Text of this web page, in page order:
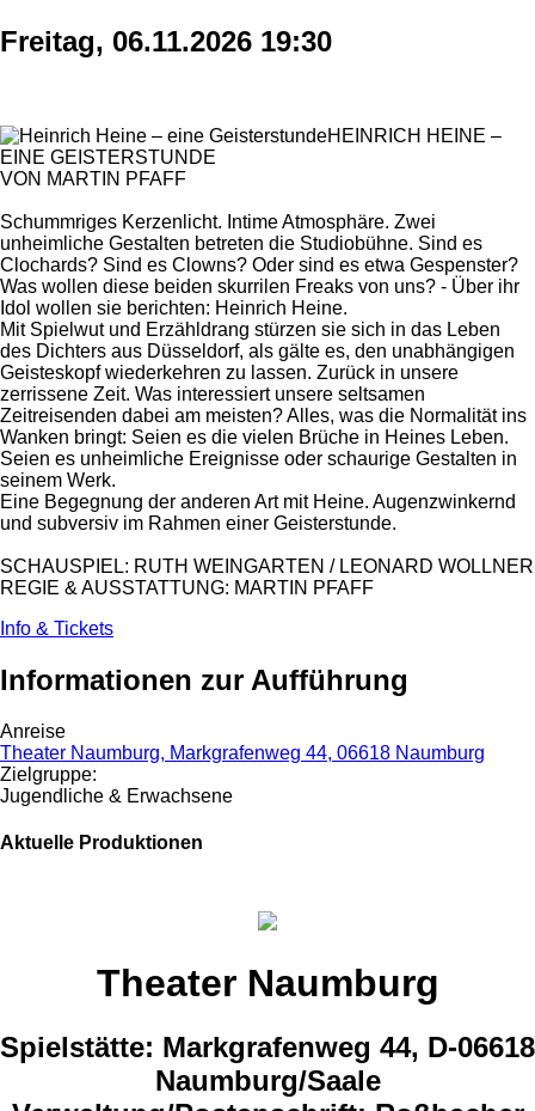
Freitag, 06.11.2026 19:30
HEINRICH HEINE –
EINE GEISTERSTUNDE
VON MARTIN PFAFF
Schummriges Kerzenlicht. Intime Atmosphäre. Zwei
unheimliche Gestalten betreten die Studiobühne. Sind es
Clochards? Sind es Clowns? Oder sind es etwa Gespenster?
Was wollen diese beiden skurrilen Freaks von uns? - Über ihr
Idol wollen sie berichten: Heinrich Heine.
Mit Spielwut und Erzähldrang stürzen sie sich in das Leben
des Dichters aus Düsseldorf, als gälte es, den unabhängigen
Geisteskopf wiederkehren zu lassen. Zurück in unsere
zerrissene Zeit. Was interessiert unsere seltsamen
Zeitreisenden dabei am meisten? Alles, was die Normalität ins
Wanken bringt: Seien es die vielen Brüche in Heines Leben.
Seien es unheimliche Ereignisse oder schaurige Gestalten in
seinem Werk.
Eine Begegnung der anderen Art mit Heine. Augenzwinkernd
und subversiv im Rahmen einer Geisterstunde.
SCHAUSPIEL: RUTH WEINGARTEN / LEONARD WOLLNER
REGIE & AUSSTATTUNG: MARTIN PFAFF
Info & Tickets
Informationen zur Aufführung
Anreise
Theater Naumburg, Markgrafenweg 44, 06618 Naumburg
Zielgruppe:
Jugendliche & Erwachsene
Aktuelle Produktionen
Theater Naumburg
Spielstätte: Markgrafenweg 44, D-06618
Naumburg/Saale